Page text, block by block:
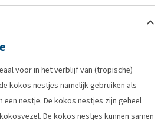
voor in het verblijf van (tropische)
kokos nestjes namelijk gebruiken als
nestje. De kokos nestjes zijn geheel
De kokos nestjes kunnen samen